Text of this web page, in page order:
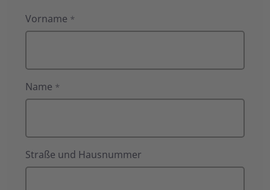
Kontaktformular
Christian
Vorname *
Name *
Straße und Hausnummer